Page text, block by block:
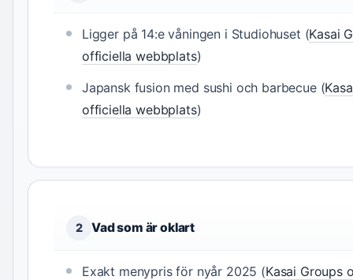
Ligger på 14:e våningen i Studiohuset (Kasai
officiella webbplats)
Japansk fusion med sushi och barbecue (
officiella webbplats)
2 Vad som är oklart
Exakt menypris för nyår 2025 (Kasai Groups